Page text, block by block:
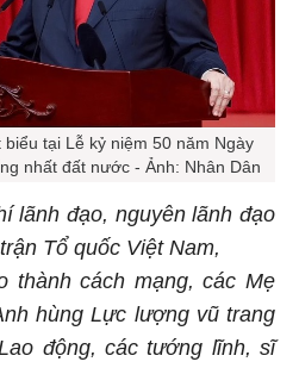
tại Lễ kỷ niệm 50 năm Ngày
nhất đất nước - Ảnh: Nhân Dân
lãnh đạo, nguyên lãnh đạo
Tổ quốc Việt Nam,
thành cách mạng, các Mẹ
hùng Lực lượng vũ trang
động, các tướng lĩnh, sĩ